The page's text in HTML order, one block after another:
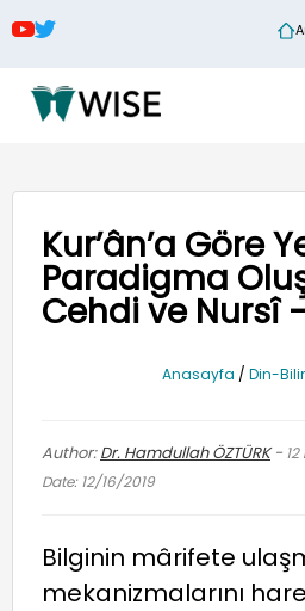
Kur’ân’a Göre
Paradigma
Cehdi ve Nursî
Anasayfa / Din-
Author:Dr. Hamdullah ÖZTÜRK- 12
Date: 12/16/2019
Bilginin mârifete
mekanizmalarını